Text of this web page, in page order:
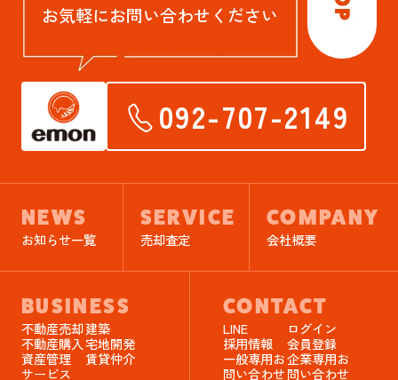
お気軽にお問い合わせください
092-707-2149
NEWS
お知らせ一覧
SERVICE
売却査定
COMPANY
会社概要
BUSINESS
不動産売却建築
不動産購入宅地開発
資産管理
サービス
賃貸仲介
CONTACT
LINE
ログイン
採用情報
会員登録
一般専用お
問い合わせ
企業専用お
問い合わせ